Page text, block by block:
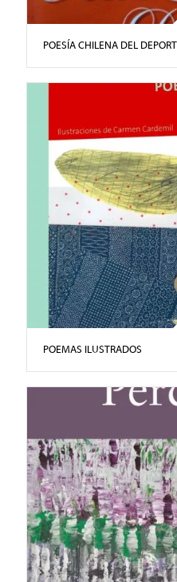
POESÍA CHILENA DEL
POEMAS ILUSTRADOS